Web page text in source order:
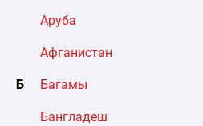
Аруба
Афганистан
Б Багамы
Бангладеш